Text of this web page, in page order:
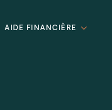
AIDE FINANCIÈRE